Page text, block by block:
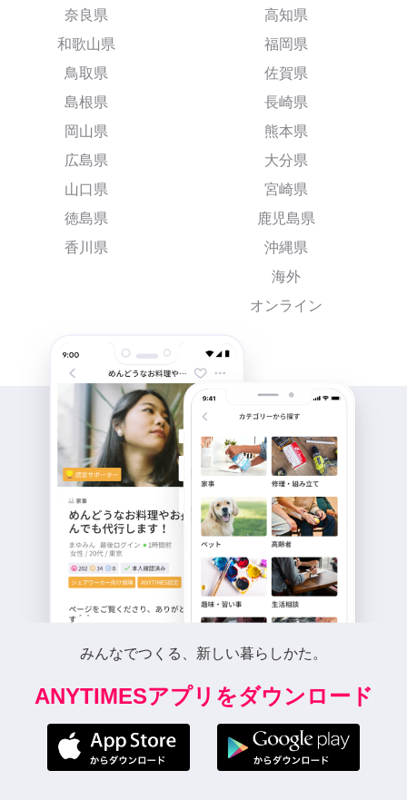
奈良県
和歌山県
鳥取県
島根県
岡山県
広島県
山口県
徳島県
香川県
高知県
福岡県
佐賀県
長崎県
熊本県
大分県
宮崎県
鹿児島県
沖縄県
海外
オンライン
みんなでつくる、新しい暮らしかた。
ANYTIMESアプリをダウンロード